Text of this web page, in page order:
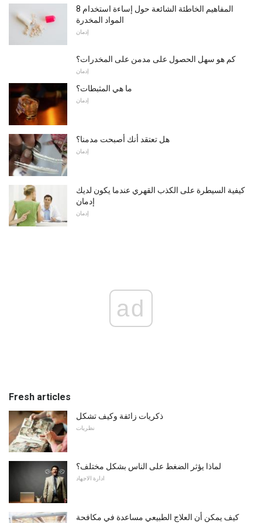
8 المفاهيم الخاطئة الشائعة حول إساءة استخدام
المواد المخدرة
إدمان
كم هو سهل الحصول على مدمن على المخدرات؟
إدمان
ما هي المثبطات؟
إدمان
هل تعتقد أنك أصبحت مدمنا؟
إدمان
كيفية السيطرة على الكذب القهري عندما يكون لديك
إدمان
إدمان
ad
Fresh articles
ذكريات زائفة وكيف تشكل
نظريات
لماذا يؤثر الضغط على الناس بشكل مختلف؟
ادارة الاجهاد
كيف يمكن أن العلاج الطبيعي مساعدة في مكافحة